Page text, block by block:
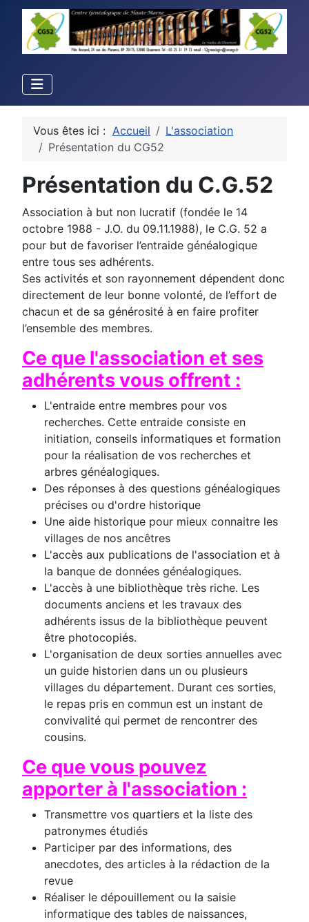
Vous êtes ici : Accueil
L'association
Présentation du CG52
Présentation du C.G.52
Association à but non lucratif (fondée le 14
octobre 1988 - J.O. du 09.11.1988), le C.G. 52 a
pour but de favoriser l’entraide généalogique
entre tous ses adhérents.
Ses activités et son rayonnement dépendent donc
directement de leur bonne volonté, de l’effort de
chacun et de sa générosité à en faire profiter
l’ensemble des membres.
Ce que l'association et ses
adhérents vous offrent :
L'entraide entre membres pour vos
recherches. Cette entraide consiste en
initiation, conseils informatiques et formation
pour la réalisation de vos recherches et
arbres généalogiques.
Des réponses à des questions généalogiques
précises ou d'ordre historique
Une aide historique pour mieux connaitre les
villages de nos ancêtres
L'accès aux publications de l'association et à
la banque de données généalogiques.
L'accès à une bibliothèque très riche. Les
documents anciens et les travaux des
adhérents issus de la bibliothèque peuvent
être photocopiés.
L'organisation de deux sorties annuelles avec
un guide historien dans un ou plusieurs
villages du département. Durant ces sorties,
le repas pris en commun est un instant de
convivalité qui permet de rencontrer des
cousins.
Ce que vous pouvez
apporter à l'association :
Transmettre vos quartiers et la liste des
patronymes étudiés
Participer par des informations, des
anecdotes, des articles à la rédaction de la
revue
Réaliser le dépouillement ou la saisie
informatique des tables de naissances,